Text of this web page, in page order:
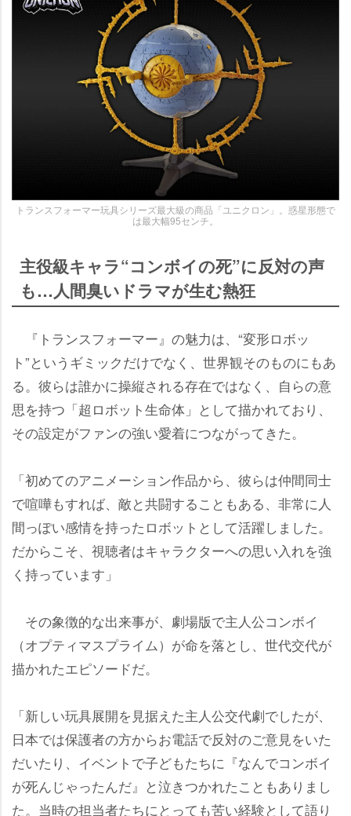
トランスフォーマー玩具シリーズ最大級の商品「ユニクロン」。惑星形態で
は最大幅95センチ。
主役級キャラ“コンボイの死”に反対の声
も…人間臭いドラマが生む熱狂
『トランスフォーマー』の魅力は、“変形ロボッ
ト”というギミックだけでなく、世界観そのものにもあ
る。彼らは誰かに操縦される存在ではなく、自らの意
思を持つ「超ロボット生命体」として描かれており、
その設定がファンの強い愛着につながってきた。
「初めてのアニメーション作品から、彼らは仲間同士
で喧嘩もすれば、敵と共闘することもある、非常に人
間っぽい感情を持ったロボットとして活躍しました。
だからこそ、視聴者はキャラクターへの思い入れを強
く持っています」
その象徴的な出来事が、劇場版で主人公コンボイ
（オプティマスプライム）が命を落とし、世代交代が
描かれたエピソードだ。
「新しい玩具展開を見据えた主人公交代劇でしたが、
日本では保護者の方からお電話で反対のご意見をいた
だいたり、イベントで子どもたちに『なんでコンボイ
が死んじゃったんだ』と泣きつかれたこともありまし
た。当時の担当者たちにとっても苦い経験として語り